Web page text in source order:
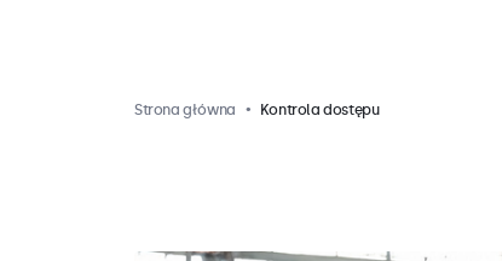
Strona główna Kontrola dostępu